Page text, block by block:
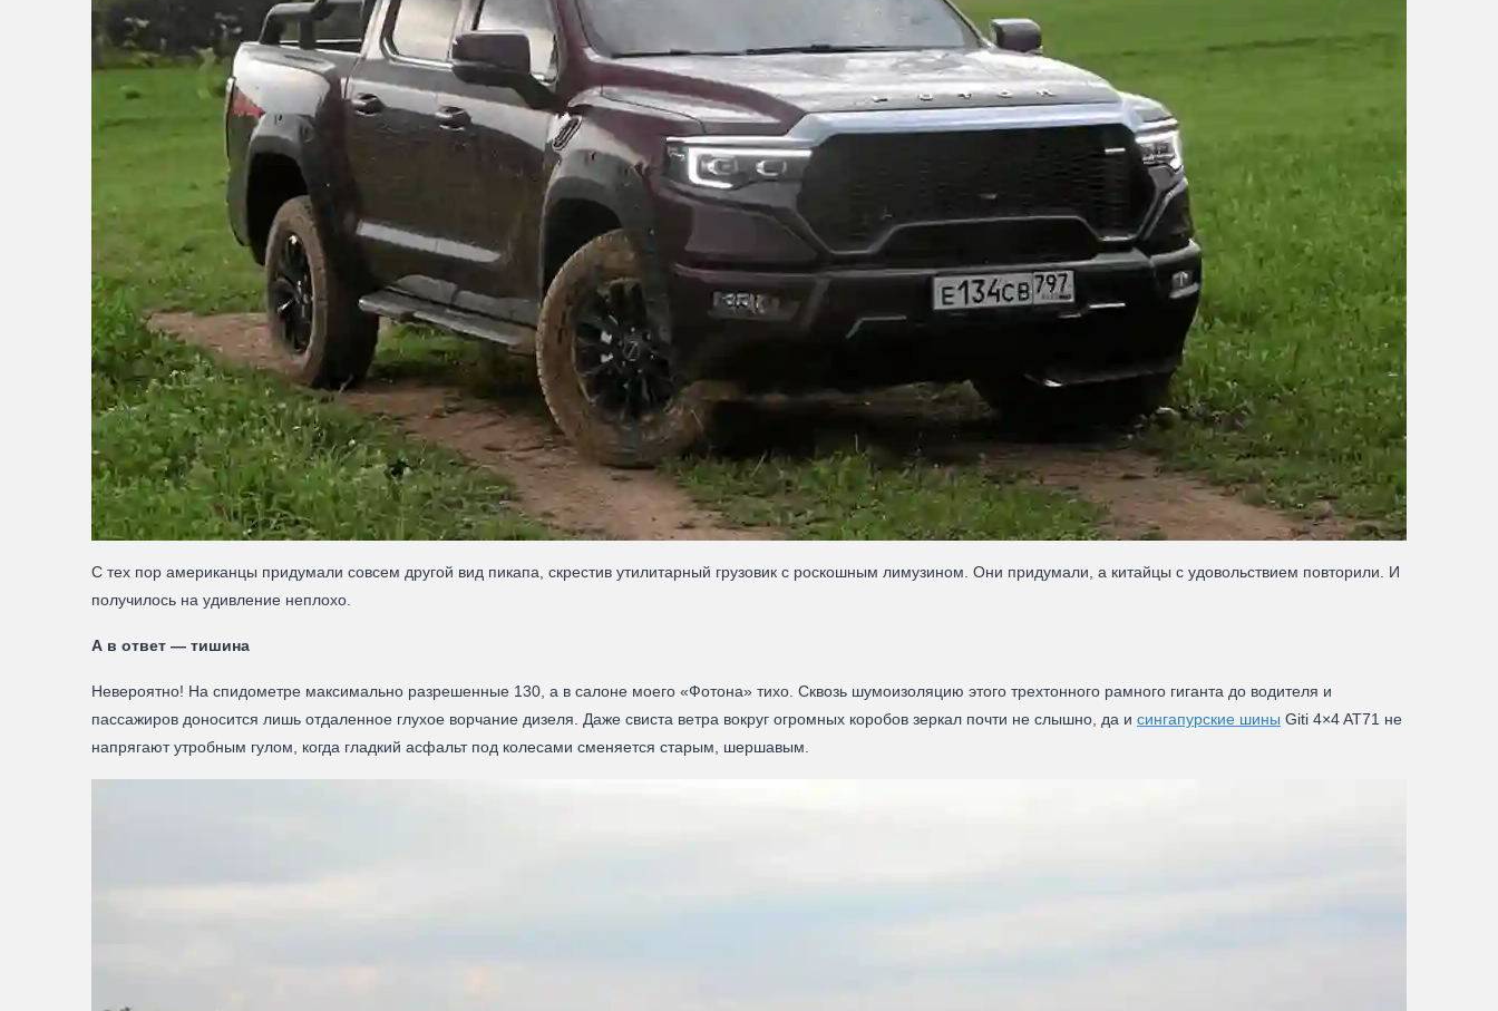
С тех пор американцы придумали совсем другой вид пикапа, скрестив утилитарный грузовик с роскошным лимузином. Они придумали, а китайцы с удовольствием повторили. И
получилось на удивление неплохо.
А в ответ — тишина
Невероятно! На спидометре максимально разрешенные 130, а в салоне моего «Фотона» тихо. Сквозь шумоизоляцию этого трехтонного рамного гиганта до водителя и
пассажиров доносится лишь отдаленное глухое ворчание дизеля. Даже свиста ветра вокруг огромных коробов зеркал почти не слышно, да и сингапурские шины Giti 4×4 AT71 не
напрягают утробным гулом, когда гладкий асфальт под колесами сменяется старым, шершавым.